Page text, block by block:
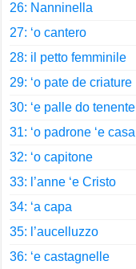
26: Nanninella
27: ‘o cantero
28: il petto femminile
29: ‘o pate de criature
30: ‘e palle do tenente
31: ‘o padrone ‘e casa
32: ‘o capitone
33: l’anne ‘e Cristo
34: ‘a capa
35: l’aucelluzzo
36: ‘e castagnelle